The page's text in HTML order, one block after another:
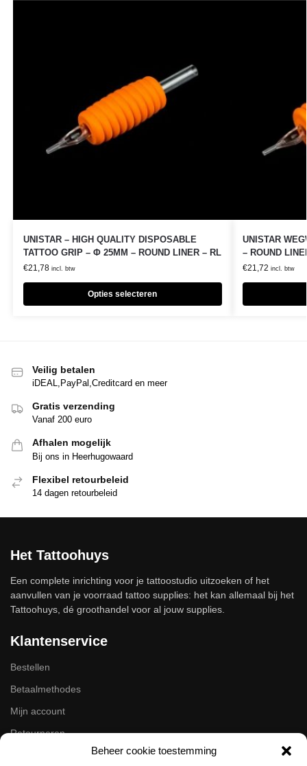
Beheer cookie toestemming
UNISTAR – HIGH QUALITY DISPOSABLE
TATTOO GRIP – Φ 25MM – ROUND LINER – RL
€21,78 incl. btw
Opties selecteren
UNISTAR
– ROUND
€21,72 incl. btw
Veilig betalen
iDEAL,PayPal,Creditcard en meer
Gratis verzending
Vanaf 200 euro
Afhalen mogelijk
Bij ons in Heerhugowaard
Flexibel retourbeleid
14 dagen retourbeleid
Het Tattoohuys
Een complete inrichting voor je tattoostudio uitzoeken of het
aanvullen van je voorraad tattoo supplies: het kan allemaal bij het
Tattoohuys, dé groothandel voor al jouw supplies.
Klantenservice
Bestellen
Betaalmethodes
Mijn account
Retourneren